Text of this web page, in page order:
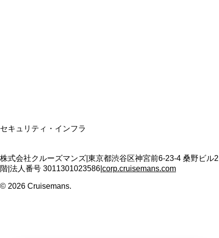
セキュリティ・インフラ
株式会社クルーズマンズ 東京都渋谷区神宮前6-23-4 桑野ビル2
階 法人番号 3011301023586 corp.cruisemans.com
© 2026 Cruisemans.